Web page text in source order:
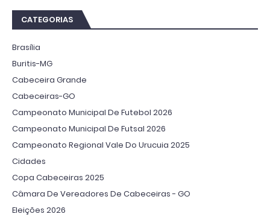
CATEGORIAS
Brasília
Buritis-MG
Cabeceira Grande
Cabeceiras-GO
Campeonato Municipal De Futebol 2026
Campeonato Municipal De Futsal 2026
Campeonato Regional Vale Do Urucuia 2025
Cidades
Copa Cabeceiras 2025
Câmara De Vereadores De Cabeceiras - GO
Eleições 2026